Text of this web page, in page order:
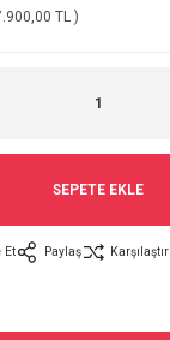
TL )
SEPETE EKLE
Et Paylaş Karşılaştır